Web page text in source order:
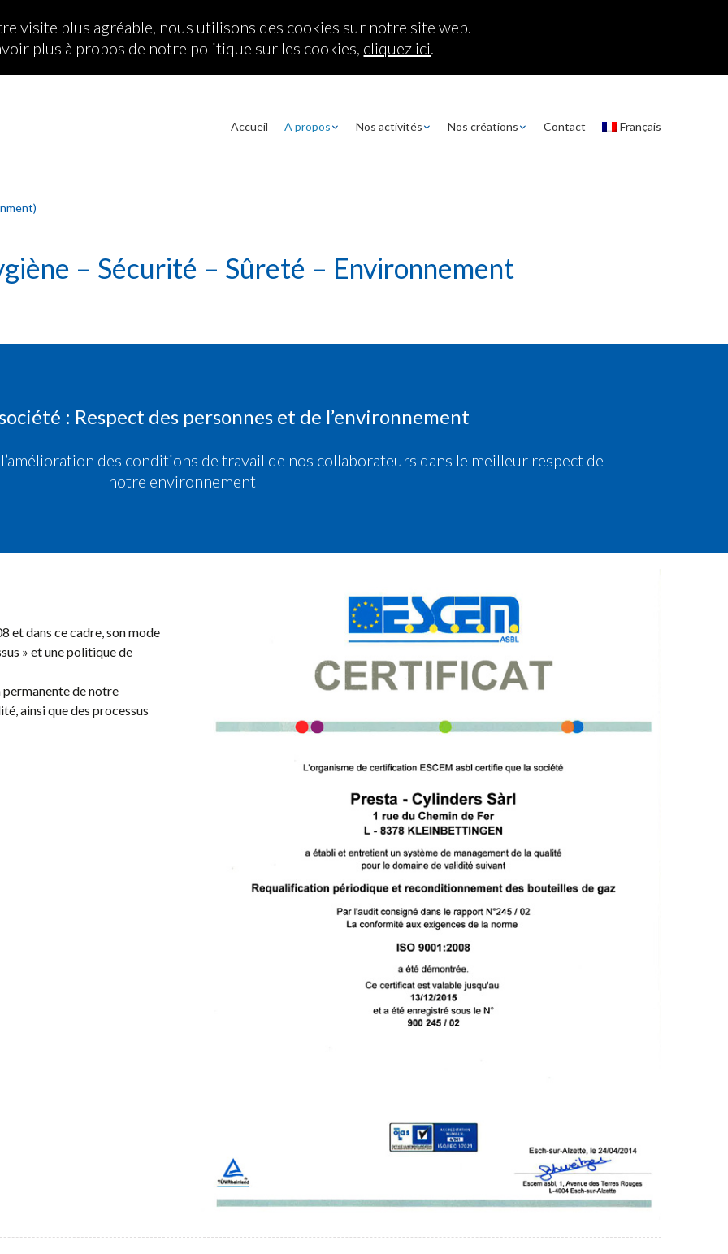
visite plus agréable, nous utilisons des cookies sur notre site web.
plus à propos de notre politique sur les cookies, cliquez ici.
Accueil A propos Nos activités Nos créations Contact Français
– Sécurité – Sûreté – Environnement
: Respect des personnes et de l’environnement
des conditions de travail de nos collaborateurs dans le meilleur respect de
notre environnement
et dans ce cadre, son mode
» et une politique de
de notre
ainsi que des processus